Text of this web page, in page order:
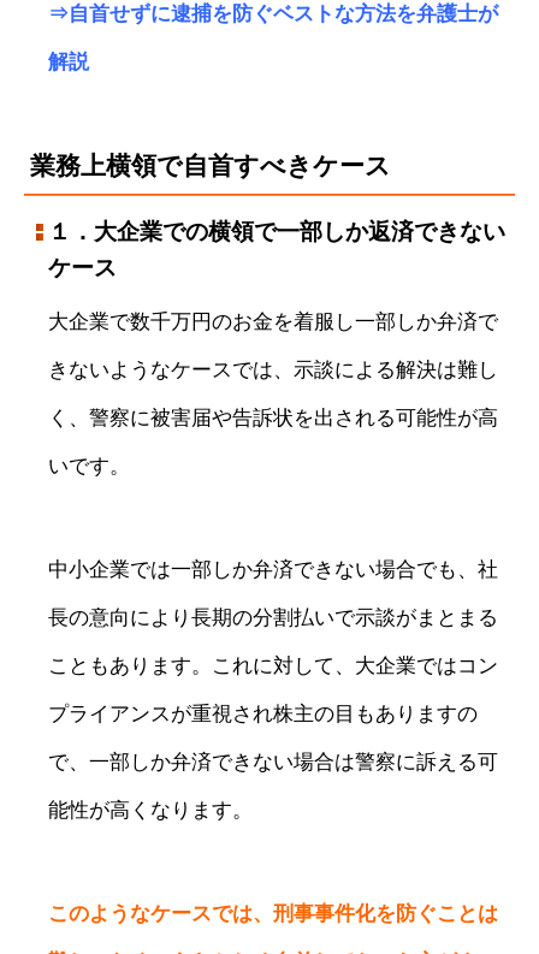
⇒自首せずに逮捕を防ぐベストな方法を弁護士が
解説
業務上横領で自首すべきケース
１．大企業での横領で一部しか返済できない
ケース
大企業で数千万円のお金を着服し一部しか弁済で
きないようなケースでは、示談による解決は難し
く、警察に被害届や告訴状を出される可能性が高
いです。
中小企業では一部しか弁済できない場合でも、社
長の意向により長期の分割払いで示談がまとまる
こともあります。これに対して、大企業ではコン
プライアンスが重視され株主の目もありますの
で、一部しか弁済できない場合は警察に訴える可
能性が高くなります。
このようなケースでは、刑事事件化を防ぐことは